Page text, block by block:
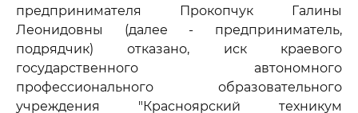
предпринимателя Прокопчук Галины
Леонидовны (далее - предприниматель,
подрядчик) отказано, иск краевого
государственного автономного
профессионального образовательного
учреждения "Красноярский техникум